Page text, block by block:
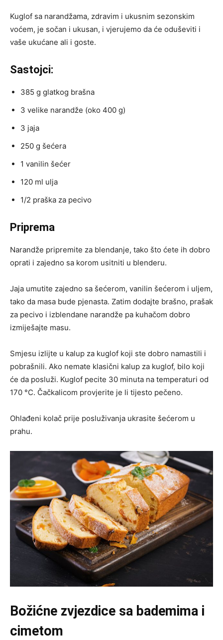
Kuglof sa narandžama, zdravim i ukusnim sezonskim
voćem, je sočan i ukusan, i vjerujemo da će oduševiti i
vaše ukućane ali i goste.
Sastojci:
385 g glatkog brašna
3 velike narandže (oko 400 g)
3 jaja
250 g šećera
1 vanilin šećer
120 ml ulja
1/2 praška za pecivo
Priprema
Narandže pripremite za blendanje, tako što ćete ih dobro
oprati i zajedno sa korom usitniti u blenderu.
Jaja umutite zajedno sa šećerom, vanilin šećerom i uljem,
tako da masa bude pjenasta. Zatim dodajte brašno, prašak
za pecivo i izblendane narandže pa kuhačom dobro
izmiješajte masu.
Smjesu izlijte u kalup za kuglof koji ste dobro namastili i
pobrašnili. Ako nemate klasični kalup za kuglof, bilo koji
će da posluži. Kuglof pecite 30 minuta na temperaturi od
170 °C. Čačkalicom provjerite je li tijesto pečeno.
Ohlađeni kolač prije posluživanja ukrasite šećerom u
prahu.
Božićne zvjezdice sa bademima i
cimetom